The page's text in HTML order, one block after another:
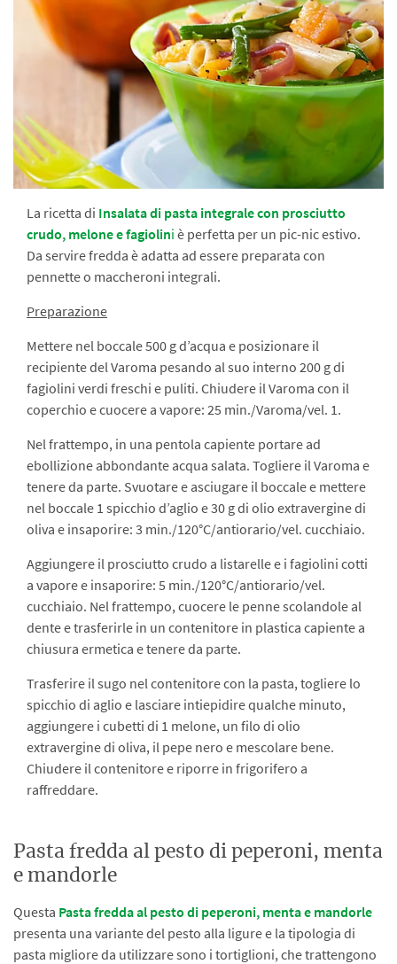
La ricetta di Insalata di pasta integrale con prosciutto
crudo, melone e fagiolini è perfetta per un pic-nic estivo.
Da servire fredda è adatta ad essere preparata con
pennette o maccheroni integrali.
Preparazione
Mettere nel boccale 500 g d’acqua e posizionare il
recipiente del Varoma pesando al suo interno 200 g di
fagiolini verdi freschi e puliti. Chiudere il Varoma con il
coperchio e cuocere a vapore: 25 min./Varoma/vel. 1.
Nel frattempo, in una pentola capiente portare ad
ebollizione abbondante acqua salata. Togliere il Varoma e
tenere da parte. Svuotare e asciugare il boccale e mettere
nel boccale 1 spicchio d’aglio e 30 g di olio extravergine di
oliva e insaporire: 3 min./120°C/antiorario/vel. cucchiaio.
Aggiungere il prosciutto crudo a listarelle e i fagiolini cotti
a vapore e insaporire: 5 min./120°C/antiorario/vel.
cucchiaio. Nel frattempo, cuocere le penne scolandole al
dente e trasferirle in un contenitore in plastica capiente a
chiusura ermetica e tenere da parte.
Trasferire il sugo nel contenitore con la pasta, togliere lo
spicchio di aglio e lasciare intiepidire qualche minuto,
aggiungere i cubetti di 1 melone, un filo di olio
extravergine di oliva, il pepe nero e mescolare bene.
Chiudere il contenitore e riporre in frigorifero a
raffreddare.
Pasta fredda al pesto di peperoni, menta
e mandorle
Questa Pasta fredda al pesto di peperoni, menta e mandorle
presenta una variante del pesto alla ligure e la tipologia di
pasta migliore da utilizzare sono i tortiglioni, che trattengono